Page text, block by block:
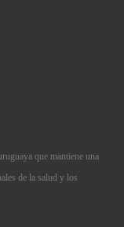
que mantiene una
de la salud y los